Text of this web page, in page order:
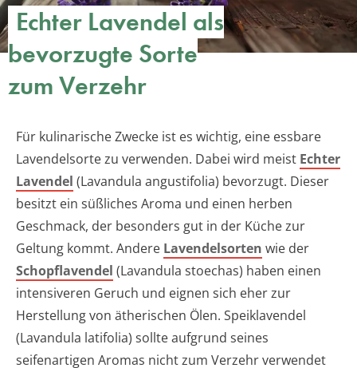
Echter Lavendel als
bevorzugte Sorte
zum Verzehr
Für kulinarische Zwecke ist es wichtig, eine essbare
Lavendelsorte zu verwenden. Dabei wird meist Echter
Lavendel (Lavandula angustifolia) bevorzugt. Dieser
besitzt ein süßliches Aroma und einen herben
Geschmack, der besonders gut in der Küche zur
Geltung kommt. Andere Lavendelsorten wie der
Schopflavendel (Lavandula stoechas) haben einen
intensiveren Geruch und eignen sich eher zur
Herstellung von ätherischen Ölen. Speiklavendel
(Lavandula latifolia) sollte aufgrund seines
seifenartigen Aromas nicht zum Verzehr verwendet